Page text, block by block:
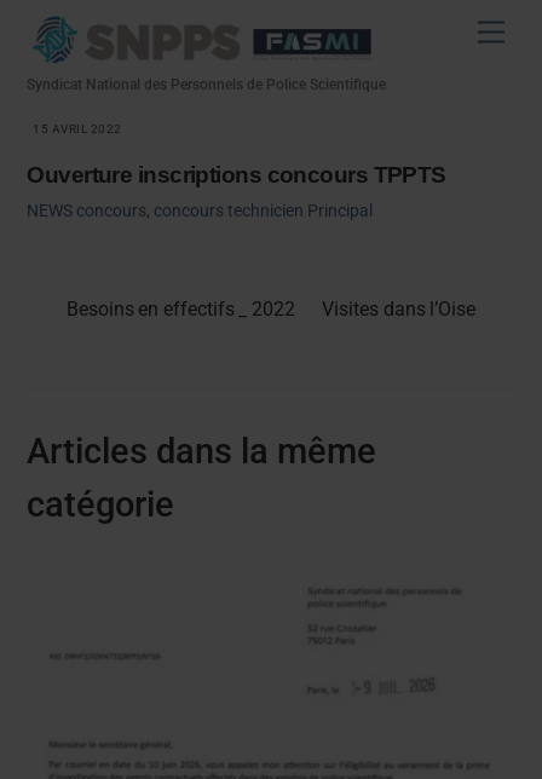
Syndicat National des Personnels de Police Scientifique
15 AVRIL 2022
Ouverture inscriptions concours TPPTS
NEWS concours, concours technicien Principal
Besoins en effectifs _ 2022 Visites dans l’Oise
Articles dans la même
catégorie